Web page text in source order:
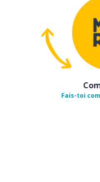
Fais-toi